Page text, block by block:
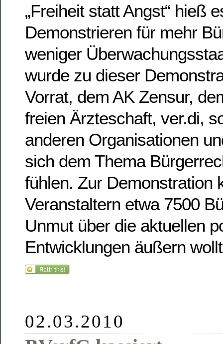
„Freiheit statt Angst“ hieß
Demonstrieren für mehr
weniger
wurde zu dieser
Vorrat, dem AK Zensur,
freien Ärzteschaft, ver.di,
anderen Organisationen
sich dem Thema
fühlen. Zur Demonstration
Veranstaltern etwa 7500
Unmut über die aktuellen
Entwicklungen äußern
02.03.2010